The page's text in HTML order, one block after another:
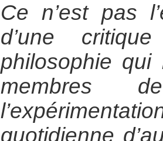
Ce n’est pas
d’une
philosophie qui
membres
quotidienne